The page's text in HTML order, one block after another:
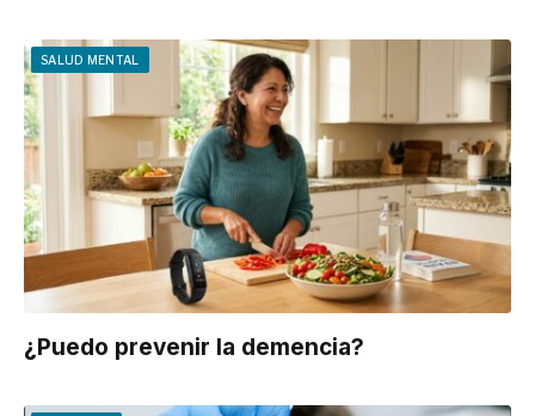
SALUD MENTAL
¿Puedo prevenir la demencia?